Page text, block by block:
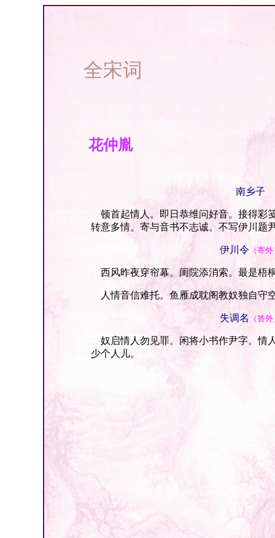
全宋词
花仲胤
南乡子
顿首起情人。即日恭维问好音。接得彩
转意多情。寄与音书不志诚。不写伊川题
伊川令 （寄
西风昨夜穿帘幕。闺院添消索。最是梧
人情音信难托。鱼雁成耽阁教奴独自守
失调名 （答
奴启情人勿见罪。闲将小书作尹字。情
少个人儿。